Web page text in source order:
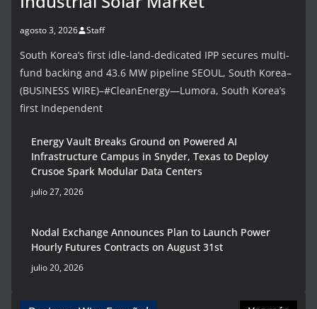
agosto 3, 2026 Staff
South Korea’s first idle-land-dedicated IPP secures multi-
fund backing and 43.6 MW pipeline SEOUL, South Korea–
(BUSINESS WIRE)–#CleanEnergy—Lumora, South Korea’s
first Independent
Energy Vault Breaks Ground on Powered AI
Infrastructure Campus in Snyder, Texas to Deploy
Crusoe Spark Modular Data Centers
julio 27, 2026
Nodal Exchange Announces Plan to Launch Power
Hourly Futures Contracts on August 31st
julio 20, 2026